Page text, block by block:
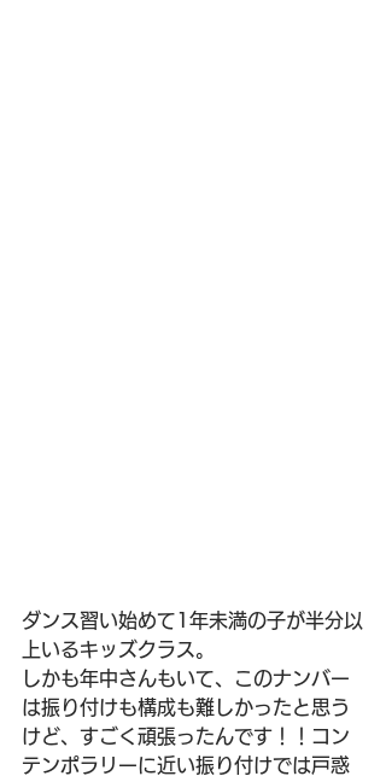
ダンス習い始めて1年未満の子が半分以
上いるキッズクラス。
しかも年中さんもいて、このナンバー
は振り付けも構成も難しかったと思う
けど、すごく頑張ったんです！！コン
テンポラリーに近い振り付けでは戸惑